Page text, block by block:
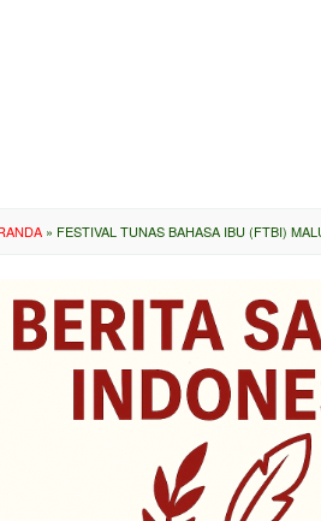
» FESTIVAL TUNAS BAHASA IBU (FTBI)